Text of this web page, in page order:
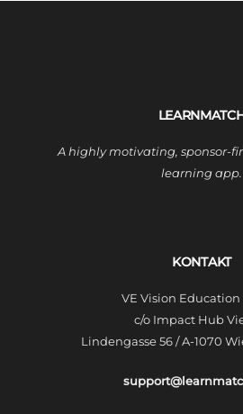
A highly motivating, sponsor-
learning app.
KONTAKT
VE Vision Education
c/o Impact Hub
Lindengasse 56 / A-1070